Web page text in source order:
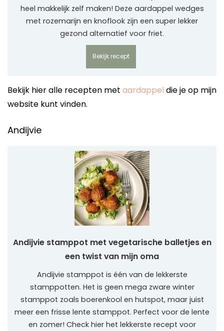
heel makkelijk zelf maken! Deze aardappel wedges
met rozemarijn en knoflook zijn een super lekker
gezond alternatief voor friet.
Bekijk recept
Bekijk hier alle recepten met aardappel die je op mijn
website kunt vinden.
Andijvie
Andijvie stamppot met vegetarische balletjes en
een twist van mijn oma
Andijvie stamppot is één van de lekkerste
stamppotten. Het is geen mega zware winter
stamppot zoals boerenkool en hutspot, maar juist
meer een frisse lente stamppot. Perfect voor de lente
en zomer! Check hier het lekkerste recept voor